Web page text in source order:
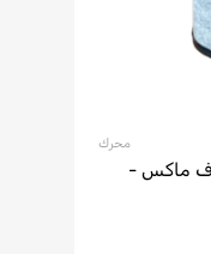
محرك
اف ماكس -